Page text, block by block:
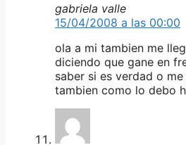
gabriela valle
15/04/2008 a las 00:00
ola a mi tambien me
diciendo que gane en
saber si es verdad o
tambien como lo debo